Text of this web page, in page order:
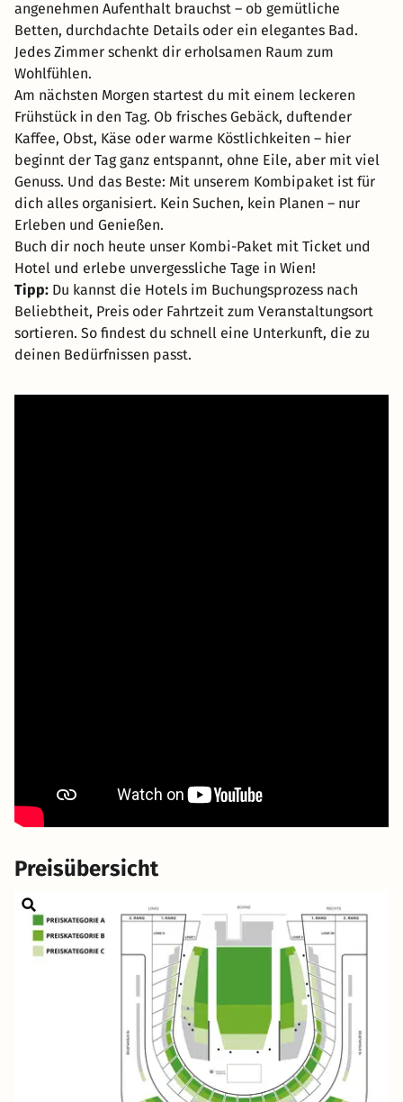
angenehmen Aufenthalt brauchst – ob gemütliche
Betten, durchdachte Details oder ein elegantes Bad.
Jedes Zimmer schenkt dir erholsamen Raum zum
Wohlfühlen.
Am nächsten Morgen startest du mit einem leckeren
Frühstück in den Tag. Ob frisches Gebäck, duftender
Kaffee, Obst, Käse oder warme Köstlichkeiten – hier
beginnt der Tag ganz entspannt, ohne Eile, aber mit viel
Genuss. Und das Beste: Mit unserem Kombipaket ist für
dich alles organisiert. Kein Suchen, kein Planen – nur
Erleben und Genießen.
Buch dir noch heute unser Kombi-Paket mit Ticket und
Hotel und erlebe unvergessliche Tage in Wien!
Tipp: Du kannst die Hotels im Buchungsprozess nach
Beliebtheit, Preis oder Fahrtzeit zum Veranstaltungsort
sortieren. So findest du schnell eine Unterkunft, die zu
deinen Bedürfnissen passt.
Preisübersicht